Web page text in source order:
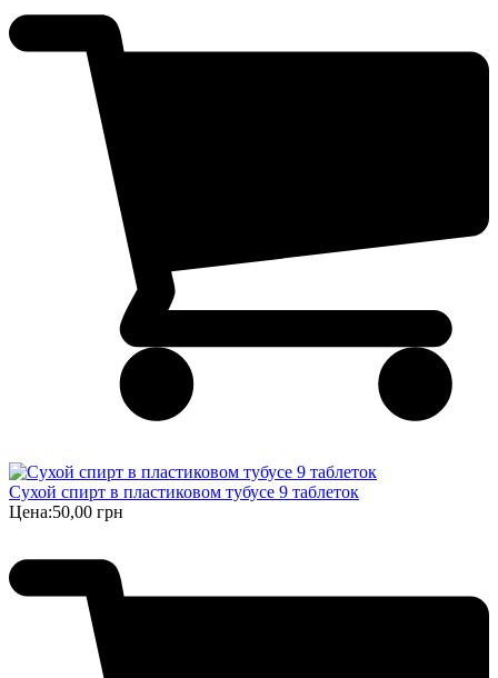
Сухой спирт в пластиковом тубусе 9 таблеток
Цена:50,00 грн